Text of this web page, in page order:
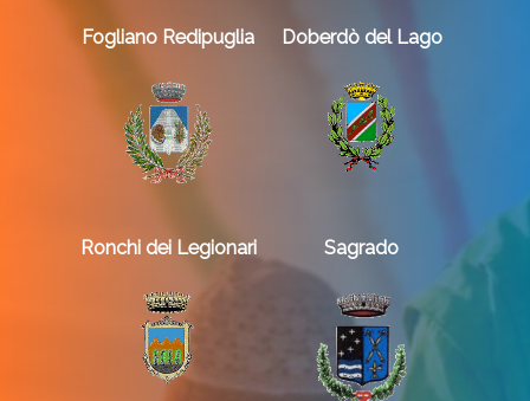
Fogliano Redipuglia Doberdò del Lago
Ronchi dei Legionari Sagrado